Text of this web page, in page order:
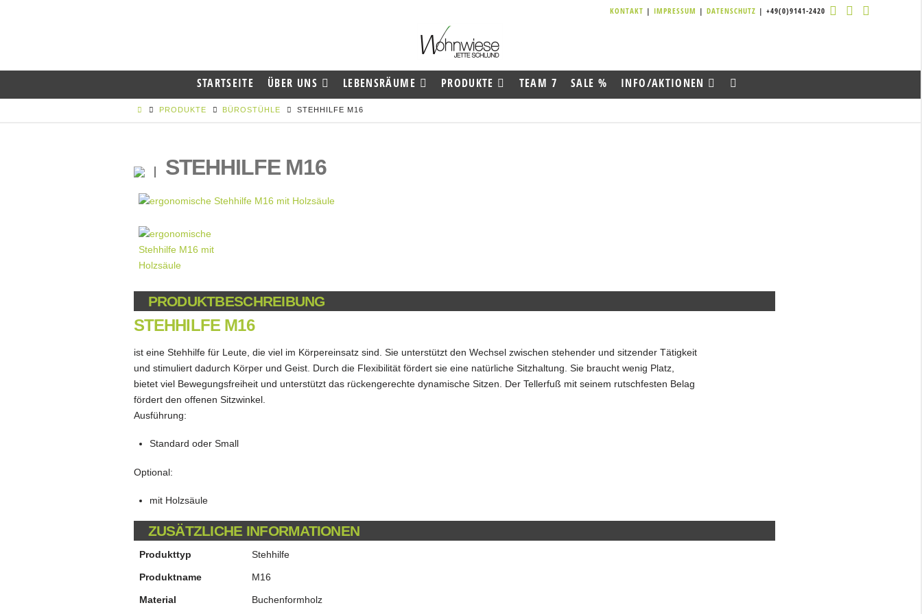
KONTAKT | IMPRESSUM | DATENSCHUTZ | +49(0)9141-2420
STARTSEITE ÜBER UNS LEBENSRÄUME PRODUKTE TEAM 7 SALE % INFO/AKTIONEN
PRODUKTE BÜROSTÜHLE STEHHILFE M16
STEHHILFE M16
PRODUKTBESCHREIBUNG
STEHHILFE M16
ist eine Stehhilfe für Leute, die viel im Körpereinsatz sind. Sie unterstützt den Wechsel zwischen stehender und sitzender Tätigkeit
und stimuliert dadurch Körper und Geist. Durch die Flexibilität fördert sie eine natürliche Sitzhaltung. Sie braucht wenig Platz,
bietet viel Bewegungsfreiheit und unterstützt das rückengerechte dynamische Sitzen. Der Tellerfuß mit seinem rutschfesten Belag
fördert den offenen Sitzwinkel.
Ausführung:
Standard oder Small
Optional:
mit Holzsäule
ZUSÄTZLICHE INFORMATIONEN
Produkttyp Stehhilfe
Produktname M16
Material Buchenformholz